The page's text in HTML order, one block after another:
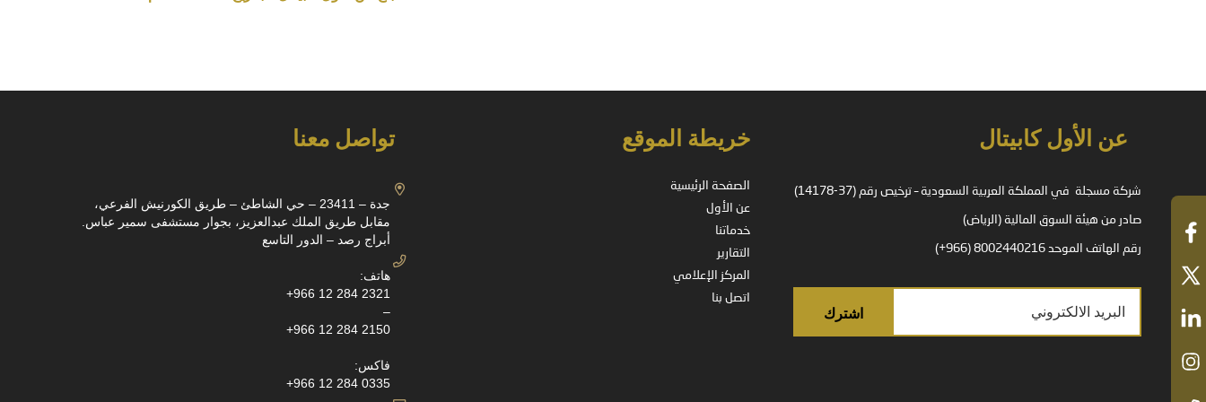
عن الأول كابيتال
شركة مسجلة في المملكة العربية السعودية – ترخيص رقم (37-14178)
صادر من هيئة السوق المالية (الرياض)
رقم الهاتف الموحد 8002440216 (966+)
خريطة الموقع
الصفحة الرئيسية
عن الأول
خدماتنا
التقارير
المركز الإعلامي
اتصل بنا
تواصل معنا
جدة – 23411 – حي الشاطئ – طريق الكورنيش الفرعي،
مقابل طريق الملك عبدالعزيز، بجوار مستشفى سمير عباس.
أبراج رصد – الدور التاسع
هاتف:
+966 12 284 2321
–
+966 12 284 2150
فاكس:
+966 12 284 0335